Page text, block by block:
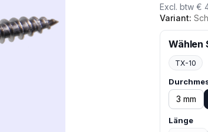
Excl. btw €
Variant:
Wählen
TX-10
3 mm
Länge